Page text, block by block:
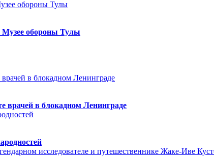
Музее обороны Тулы
врачей в блокадном Ленинграде